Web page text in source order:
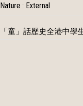
Nature : External
「童」話歷史全港中